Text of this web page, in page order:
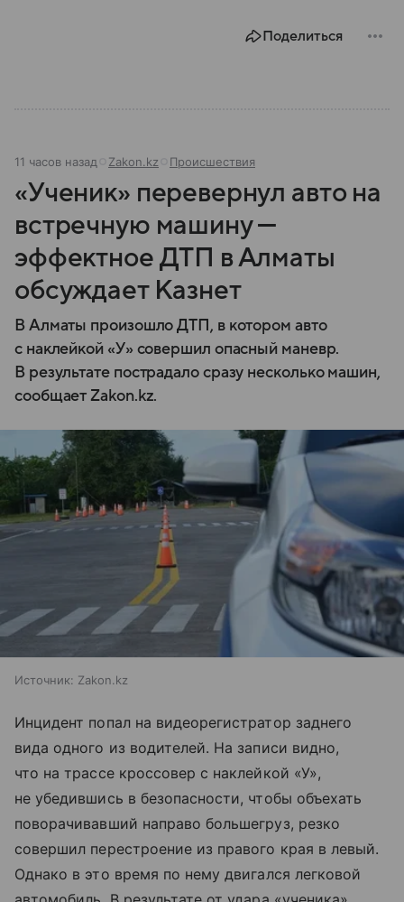
Поделиться
11 часов назад Zakon.kz Происшествия
«Ученик» перевернул авто на
встречную машину —
эффектное ДТП в Алматы
обсуждает Казнет
В Алматы произошло ДТП, в котором авто
с наклейкой «У» совершил опасный маневр.
В результате пострадало сразу несколько машин,
сообщает Zakon.kz.
Источник: Zakon.kz
Инцидент попал на видеорегистратор заднего
вида одного из водителей. На записи видно,
что на трассе кроссовер с наклейкой «У»,
не убедившись в безопасности, чтобы объехать
поворачивавший направо большегруз, резко
совершил перестроение из правого края в левый.
Однако в это время по нему двигался легковой